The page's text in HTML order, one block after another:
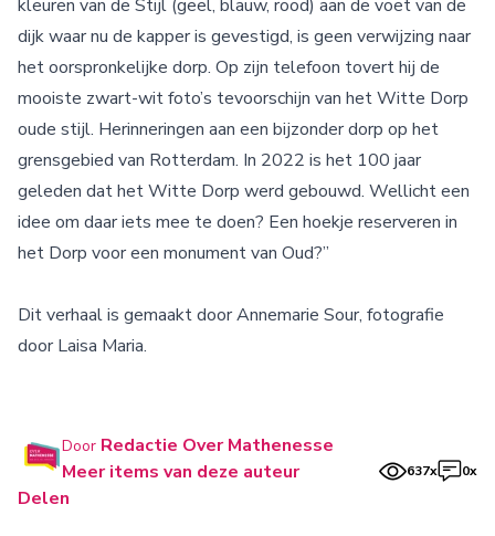
kleuren van de Stijl (geel, blauw, rood) aan de voet van de
dijk waar nu de kapper is gevestigd, is geen verwijzing naar
het oorspronkelijke dorp. Op zijn telefoon tovert hij de
mooiste zwart-wit foto’s tevoorschijn van het Witte Dorp
oude stijl. Herinneringen aan een bijzonder dorp op het
grensgebied van Rotterdam. In 2022 is het 100 jaar
geleden dat het Witte Dorp werd gebouwd. Wellicht een
idee om daar iets mee te doen? Een hoekje reserveren in
het Dorp voor een monument van Oud?”
Dit verhaal is gemaakt door Annemarie Sour, fotografie
door Laisa Maria.
Door Redactie Over Mathenesse
Meer items van deze auteur
637x 0x
Delen